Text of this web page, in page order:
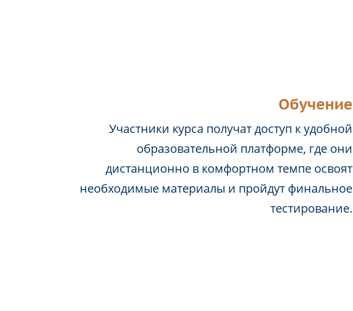
Обучение
Участники курса получат доступ к удобной
образовательной платформе, где они
дистанционно в комфортном темпе освоят
необходимые материалы и пройдут финальное
тестирование.